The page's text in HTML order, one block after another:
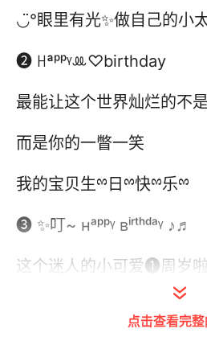
◡̈°眼里有光✨做自己的小
❷ ꀿªᵖᵖᵞꔛ♡birthday
最能让这个世界灿烂的不
而是你的一瞥一笑
我的宝贝生ྉ日ྉ快ྉ乐ྉ
❸ ✨叮~ ʜᵃᵖᵖᵞ ʙⁱʳᵗʰᵈᵃᵞ ♪♬
这个迷人的小可爱❶周岁啦
点击查看完